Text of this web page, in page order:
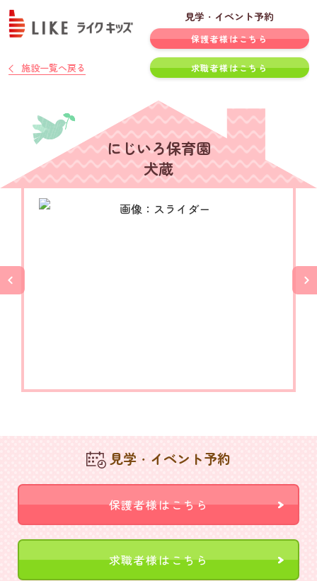
施設一覧へ戻る
見学・イベント予約
保護者様はこちら
求職者様はこちら
にじいろ保育園
犬蔵
見学・イベント予約
保護者様はこちら
求職者様はこちら